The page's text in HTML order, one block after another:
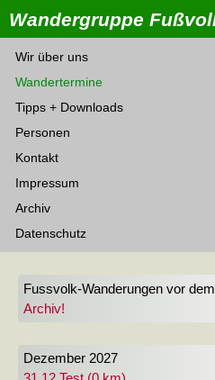
Wandergruppe
Wir über uns
Wandertermine
Tipps + Downloads
Personen
Kontakt
Impressum
Archiv
Datenschutz
Fussvolk-Wanderungen vor
Archiv!
Dezember 2027